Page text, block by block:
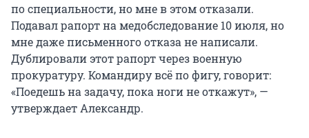
по специальности, но мне в этом отказали.
Подавал рапорт на медобследование 10 июля, но
мне даже письменного отказа не написали.
Дублировали этот рапорт через военную
прокуратуру. Командиру всё по фигу, говорит:
«Поедешь на задачу, пока ноги не откажут», —
утверждает Александр.